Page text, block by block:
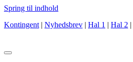
Spring til indhold
Kontingent | Nyhedsbrev | Hal 1 | Hal 2 |